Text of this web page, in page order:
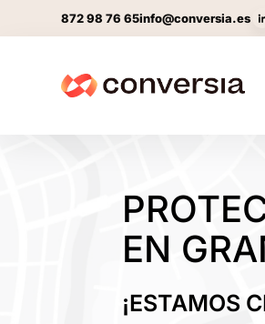
872 98 76 65info@conversia.es
EN
¡ESTAMOS